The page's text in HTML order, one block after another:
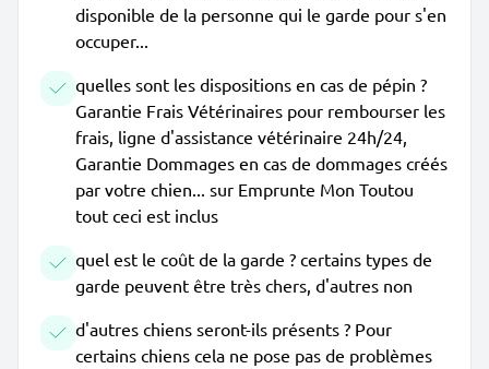
disponible de la personne qui le garde pour s'en
occuper...
quelles sont les dispositions en cas de pépin ?
Garantie Frais Vétérinaires pour rembourser les
frais, ligne d'assistance vétérinaire 24h/24,
Garantie Dommages en cas de dommages créés
par votre chien... sur Emprunte Mon Toutou
tout ceci est inclus
quel est le coût de la garde ? certains types de
garde peuvent être très chers, d'autres non
d'autres chiens seront-ils présents ? Pour
certains chiens cela ne pose pas de problèmes